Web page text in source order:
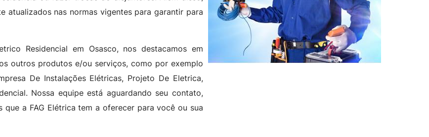
atualizados nas normas vigentes para garantir para
Residencial em Osasco, nos destacamos em
outros produtos e/ou serviços, como por exemplo
De Instalações Elétricas, Projeto De Eletrica,
Nossa equipe está aguardando seu contato,
a FAG Elétrica tem a oferecer para você ou sua